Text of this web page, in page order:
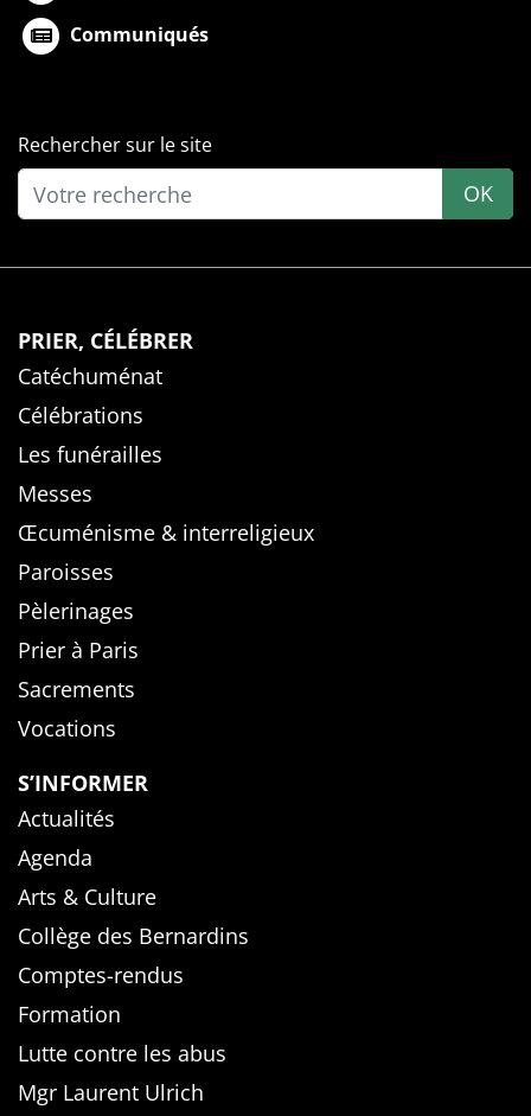
Communiqués
Rechercher sur le site
OK
PRIER, CÉLÉBRER
Catéchuménat
Célébrations
Les funérailles
Messes
Œcuménisme & interreligieux
Paroisses
Pèlerinages
Prier à Paris
Sacrements
Vocations
S’INFORMER
Actualités
Agenda
Arts & Culture
Collège des Bernardins
Comptes-rendus
Formation
Lutte contre les abus
Mgr Laurent Ulrich